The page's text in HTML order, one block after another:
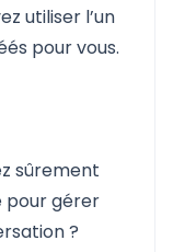
utiliser l’un
pour vous.
sûrement
pour gérer
?